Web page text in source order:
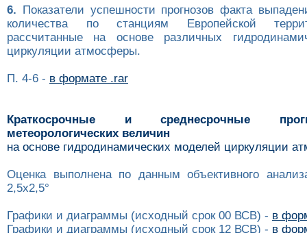
6. Показатели успешности прогнозов факта
количества по станциям Европейской
рассчитанные на основе различных
циркуляции атмосферы.
П. 4-6 - в формате .rar
Краткосрочные и среднесрочные
метеорологических величин
на основе гидродинамических моделей циркуляции
Оценка выполнена по данным объективного
2,5x2,5°
Графики и диаграммы (исходный срок 00 ВСВ) - в
Графики и диаграммы (исходный срок 12 ВСВ) - в